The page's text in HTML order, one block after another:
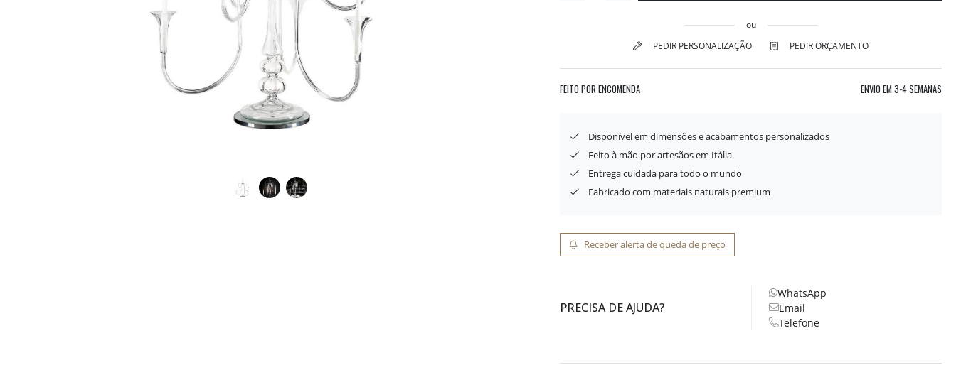
ou
PEDIR PERSONALIZAÇÃO
PEDIR ORÇAMENTO
FEITO POR ENCOMENDA ENVIO EM 3-4 SEMANAS
Disponível em dimensões e acabamentos personalizados
Feito à mão por artesãos em Itália
Entrega cuidada para todo o mundo
Fabricado com materiais naturais premium
Receber alerta de queda de preço
PRECISA DE AJUDA?
WhatsApp
Email
Telefone